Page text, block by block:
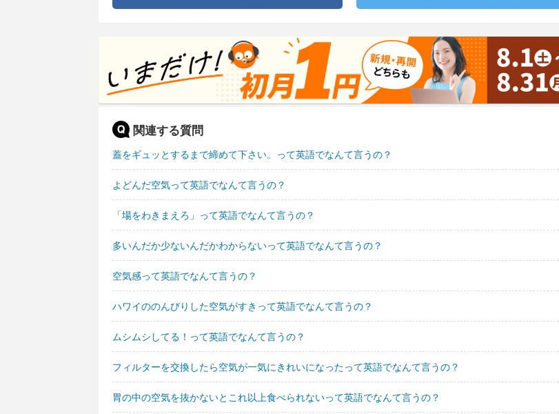
関連する質問
蓋をギュッとするまで締めて下さい。って英語でなんて言うの？
よどんだ空気って英語でなんて言うの？
「場をわきまえろ」って英語でなんて言うの？
多いんだか少ないんだかわからないって英語でなんて言うの？
空気感って英語でなんて言うの？
ハワイののんびりした空気がすきって英語でなんて言うの？
ムシムシしてる！って英語でなんて言うの？
フィルターを交換したら空気が一気にきれいになったって英語でなんて言うの？
胃の中の空気を抜かないとこれ以上食べられないって英語でなんて言うの？